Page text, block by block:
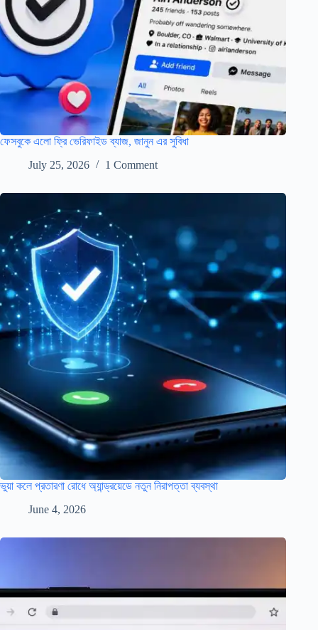
ফেসবুকে এলো ফ্রি ভেরিফাইড ব্যাজ, জানুন এর সুবিধা
July 25, 2026
1 Comment
ভুয়া কলে প্রতারণা রোধে অ্যান্ড্রয়েডে নতুন নিরাপত্তা ব্যবস্থা
June 4, 2026